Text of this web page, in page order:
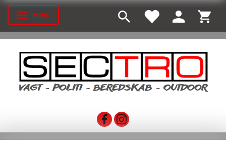
Skifte navigation
Menu